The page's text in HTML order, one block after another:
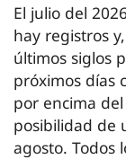
El julio del
hay registros
últimos siglos
próximos días
por encima
posibilidad de
agosto. Todos